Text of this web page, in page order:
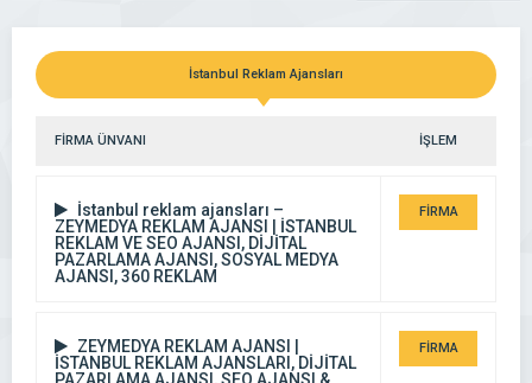
İstanbul Reklam Ajansları
FİRMA ÜNVANI İŞLEM
İstanbul reklam ajansları –
ZEYMEDYA REKLAM AJANSI | İSTANBUL
REKLAM VE SEO AJANSI, DİJİTAL
PAZARLAMA AJANSI, SOSYAL MEDYA
AJANSI, 360 REKLAM
FİRMA
ZEYMEDYA REKLAM AJANSI |
İSTANBUL REKLAM AJANSLARI, DİJİTAL
FİRMA